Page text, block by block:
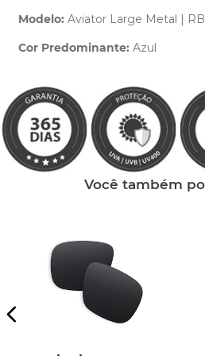
Modelo: Aviator Large Metal |
Cor Predominante: Azul
Você também